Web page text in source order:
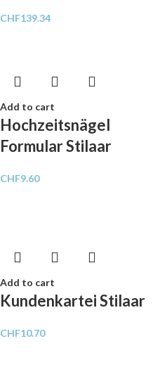
CHF139.34
Add to cart
Hochzeitsnägel
Formular Stilaar
CHF9.60
Add to cart
Kundenkartei Stilaar
CHF10.70